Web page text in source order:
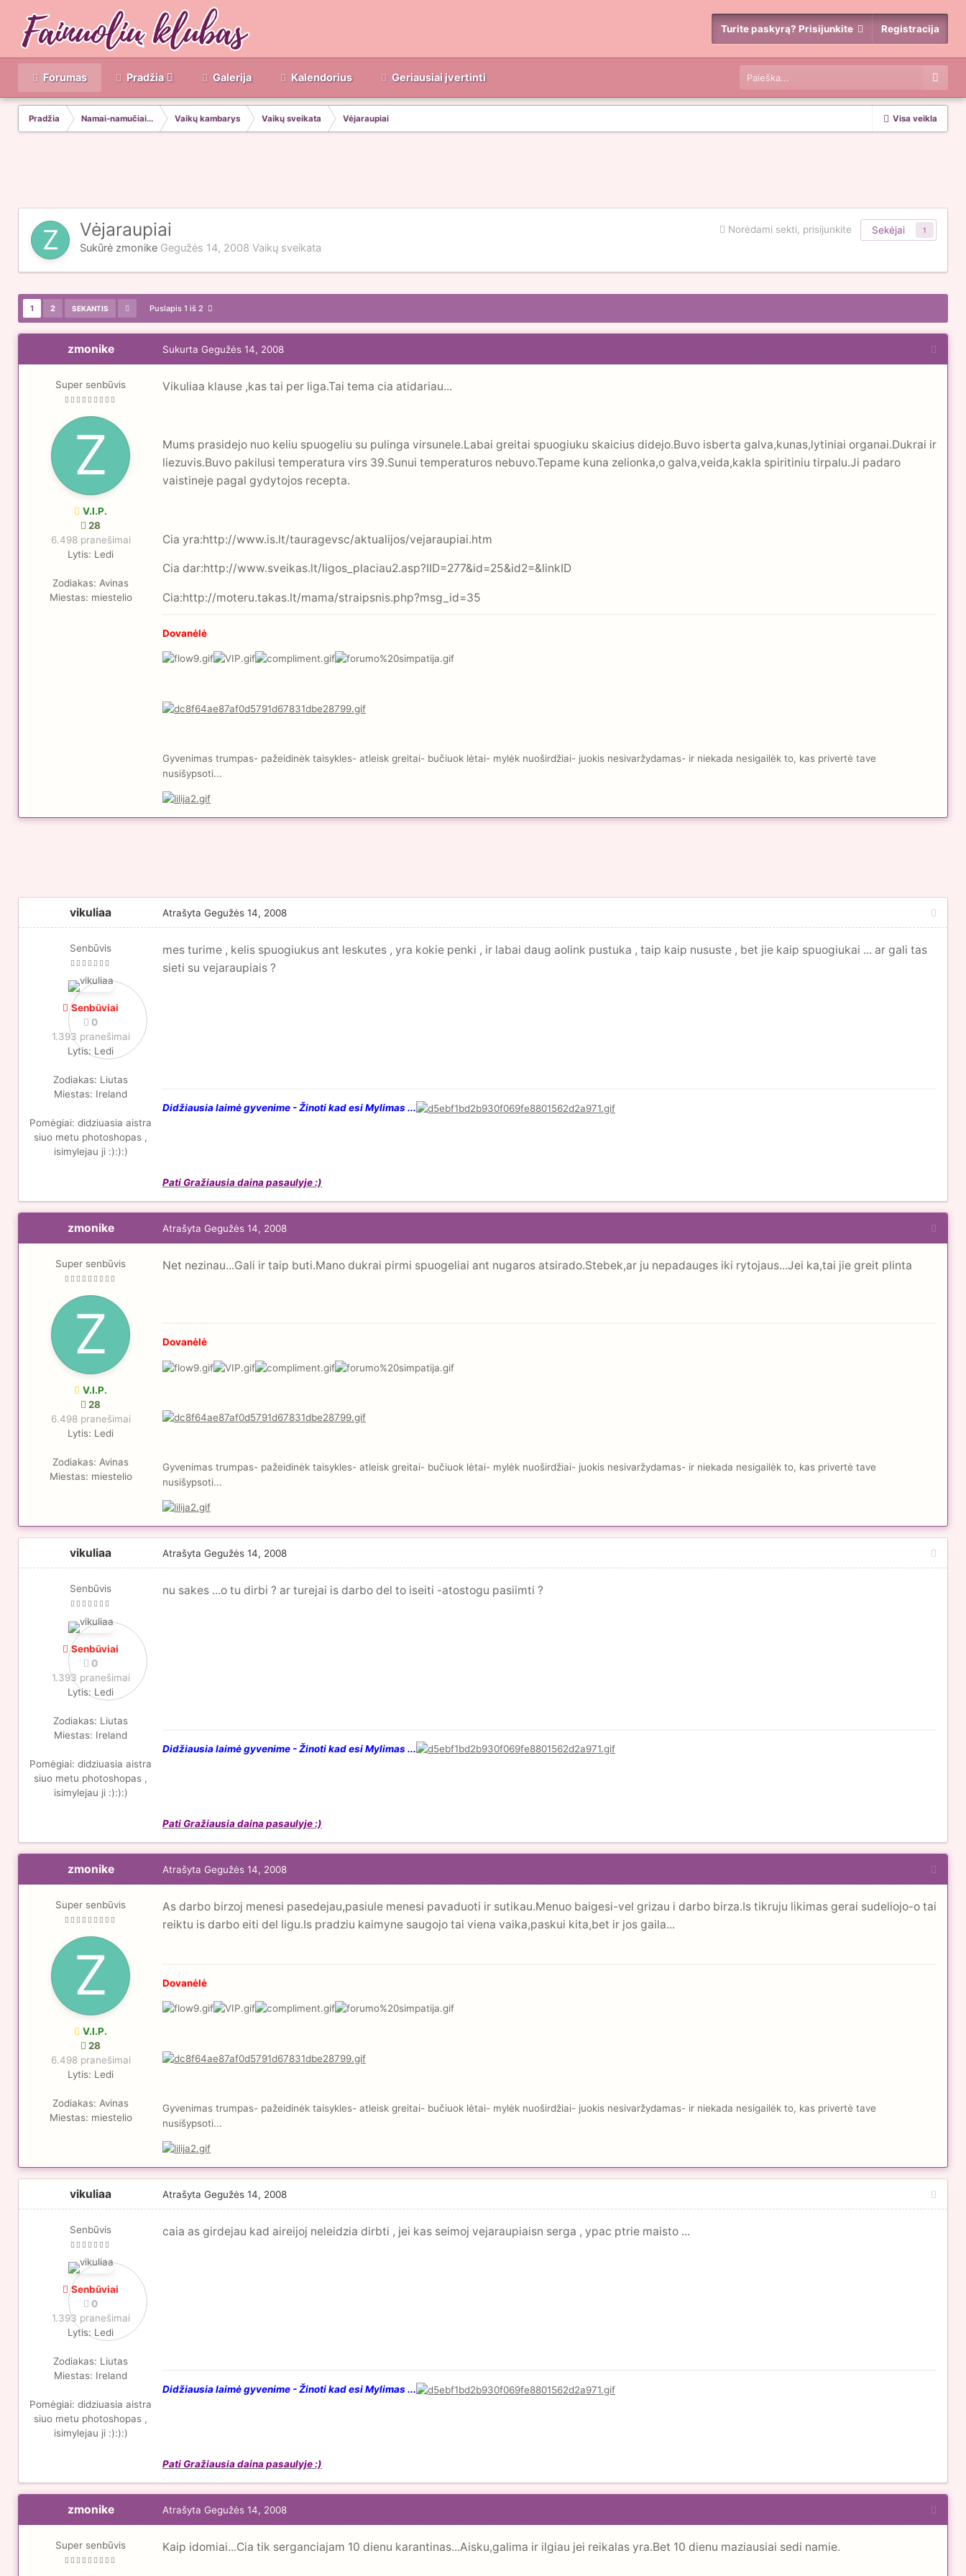
Turite paskyrą? Prisijunkite Registracija
Forumas Pradžia Galerija Kalendorius Geriausiai įvertinti
Visa veikla
Pradžia Namai-namučiai... Vaikų kambarys Vaikų sveikata Vėjaraupiai
Norėdami sekti, prisijunkite Sekėjai 1
Vėjaraupiai
Sukūrė zmonike Gegužės 14, 2008 Vaikų sveikata
1 2 SEKANTIS Puslapis 1 iš 2
zmonike
Super senbūvis
V.I.P.
28
6.498 pranešimai
Lytis: Ledi
Zodiakas: Avinas
Miestas: miestelio
Sukurta Gegužės 14, 2008
Vikuliaa klause ,kas tai per liga.Tai tema cia atidariau...
Mums prasidejo nuo keliu spuogeliu su pulinga virsunele.Labai greitai spuogiuku skaicius didejo.Buvo isberta galva,kunas,lytiniai organai.Dukrai ir
liezuvis.Buvo pakilusi temperatura virs 39.Sunui temperaturos nebuvo.Tepame kuna zelionka,o galva,veida,kakla spiritiniu tirpalu.Ji padaro
vaistineje pagal gydytojos recepta.
Cia yra:http://www.is.lt/tauragevsc/aktualijos/vejaraupiai.htm
Cia dar:http://www.sveikas.lt/ligos_placiau2.asp?IID=277&id=25&id2=&linkID
Cia:http://moteru.takas.lt/mama/straipsnis.php?msg_id=35
Dovanėlė
Gyvenimas trumpas- pažeidinėk taisykles- atleisk greitai- bučiuok lėtai- mylėk nuoširdžiai- juokis nesivaržydamas- ir niekada nesigailėk to, kas privertė tave
nusišypsoti...
vikuliaa
Senbūvis
Senbūviai
0
1.393 pranešimai
Lytis: Ledi
Zodiakas: Liutas
Miestas: Ireland
Pomėgiai: didziuasia aistra
siuo metu photoshopas ,
isimylejau ji :):):)
Atrašyta Gegužės 14, 2008
mes turime , kelis spuogiukus ant leskutes , yra kokie penki , ir labai daug aolink pustuka , taip kaip nususte , bet jie kaip spuogiukai ... ar gali tas
sieti su vejaraupiais ?
Didžiausia laimė gyvenime - Žinoti kad esi Mylimas ...
Pati Gražiausia daina pasaulyje :)
zmonike
Super senbūvis
V.I.P.
28
6.498 pranešimai
Lytis: Ledi
Zodiakas: Avinas
Miestas: miestelio
Atrašyta Gegužės 14, 2008
Net nezinau...Gali ir taip buti.Mano dukrai pirmi spuogeliai ant nugaros atsirado.Stebek,ar ju nepadauges iki rytojaus...Jei ka,tai jie greit plinta
Dovanėlė
Gyvenimas trumpas- pažeidinėk taisykles- atleisk greitai- bučiuok lėtai- mylėk nuoširdžiai- juokis nesivaržydamas- ir niekada nesigailėk to, kas privertė tave
nusišypsoti...
vikuliaa
Senbūvis
Senbūviai
0
1.393 pranešimai
Lytis: Ledi
Zodiakas: Liutas
Miestas: Ireland
Pomėgiai: didziuasia aistra
siuo metu photoshopas ,
isimylejau ji :):):)
Atrašyta Gegužės 14, 2008
nu sakes ...o tu dirbi ? ar turejai is darbo del to iseiti -atostogu pasiimti ?
Didžiausia laimė gyvenime - Žinoti kad esi Mylimas ...
Pati Gražiausia daina pasaulyje :)
zmonike
Super senbūvis
V.I.P.
28
6.498 pranešimai
Lytis: Ledi
Zodiakas: Avinas
Miestas: miestelio
Atrašyta Gegužės 14, 2008
As darbo birzoj menesi pasedejau,pasiule menesi pavaduoti ir sutikau.Menuo baigesi-vel grizau i darbo birza.Is tikruju likimas gerai sudeliojo-o tai
reiktu is darbo eiti del ligu.Is pradziu kaimyne saugojo tai viena vaika,paskui kita,bet ir jos gaila...
Dovanėlė
Gyvenimas trumpas- pažeidinėk taisykles- atleisk greitai- bučiuok lėtai- mylėk nuoširdžiai- juokis nesivaržydamas- ir niekada nesigailėk to, kas privertė tave
nusišypsoti...
vikuliaa
Senbūvis
Senbūviai
0
1.393 pranešimai
Lytis: Ledi
Zodiakas: Liutas
Miestas: Ireland
Pomėgiai: didziuasia aistra
siuo metu photoshopas ,
isimylejau ji :):):)
Atrašyta Gegužės 14, 2008
caia as girdejau kad aireijoj neleidzia dirbti , jei kas seimoj vejaraupiaisn serga , ypac ptrie maisto ...
Didžiausia laimė gyvenime - Žinoti kad esi Mylimas ...
Pati Gražiausia daina pasaulyje :)
zmonike
Super senbūvis
Atrašyta Gegužės 14, 2008
Kaip idomiai...Cia tik serganciajam 10 dienu karantinas...Aisku,galima ir ilgiau jei reikalas yra.Bet 10 dienu maziausiai sedi namie.